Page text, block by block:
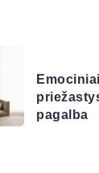
pagalba